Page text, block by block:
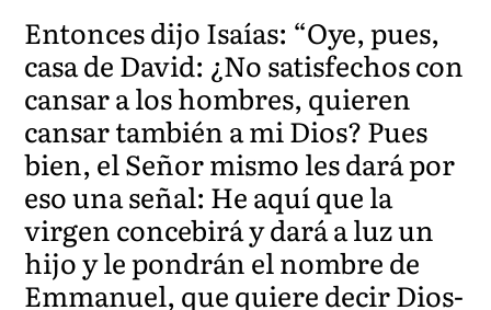
Entonces dijo Isaías: “Oye, pues,
casa de David: ¿No satisfechos con
cansar a los hombres, quieren
cansar también a mi Dios? Pues
bien, el Señor mismo les dará por
eso una señal: He aquí que la
virgen concebirá y dará a luz un
hijo y le pondrán el nombre de
Emmanuel, que quiere decir Dios-